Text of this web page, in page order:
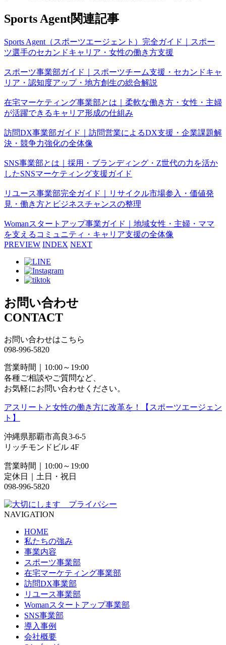
Sports Agent関連記事
Sports Agent（スポーツエージェント）完全ガイド｜スポー
ツ選手のセカンドキャリア・女性の働き方支援
スポーツ事業部ガイド｜スポーツチーム支援・セカンドキャ
リア・認知度アップ・地方創生の総合解説
在宅マーケティング事業部とは｜柔軟な働き方・女性・主婦
が活躍できるキャリア形成の仕組み
訪問DX事業部ガイド｜訪問営業によるDX支援・企業課題解
決・競争力強化の全体像
SNS事業部とは｜採用・ブランディング・Z世代の力を活か
したSNSマーケティング支援ガイド
リユース事業部完全ガイド｜リサイクル市場参入・価値発
見・働き方とビジネスチャンスの整理
Womanスタートアップ事業ガイド｜地域女性・主婦・ママ
を支えるコミュニティ・キャリア支援の全体像
PREVIEW INDEX NEXT
お問い合わせ
CONTACT
お問い合わせはこちら
098-996-5820
営業時間｜10:00～19:00
各種ご相談やご質問など、
お気軽にお問い合わせください。
アスリートと女性の働き方に改革を！【スポーツエージェン
ト】
沖縄県那覇市高良3-6-5
リッチモンドビル 4F
営業時間｜10:00～19:00
定休日｜土日・祝日
098-996-5820
NAVIGATION
HOME
私たちの強み
事業内容
スポーツ事業部
在宅マーケティング事業部
訪問DX事業部
リユース事業部
Womanスタートアップ事業部
SNS事業部
導入事例
会社概要